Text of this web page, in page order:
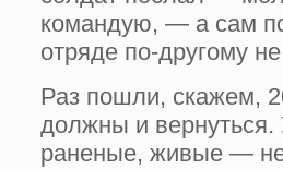
командую, — а сам
отряде по-другому
Раз пошли, скажем,
должны и вернуться.
раненые, живые —